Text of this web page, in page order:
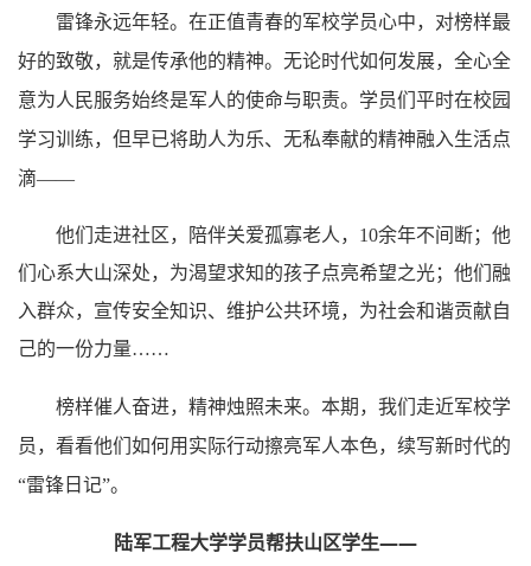
雷锋永远年轻。在正值青春的军校学员心中，对榜样最
好的致敬，就是传承他的精神。无论时代如何发展，全心全
意为人民服务始终是军人的使命与职责。学员们平时在校园
学习训练，但早已将助人为乐、无私奉献的精神融入生活点
滴——
他们走进社区，陪伴关爱孤寡老人，10余年不间断；他
们心系大山深处，为渴望求知的孩子点亮希望之光；他们融
入群众，宣传安全知识、维护公共环境，为社会和谐贡献自
己的一份力量……
榜样催人奋进，精神烛照未来。本期，我们走近军校学
员，看看他们如何用实际行动擦亮军人本色，续写新时代的
“雷锋日记”。
陆军工程大学学员帮扶山区学生——